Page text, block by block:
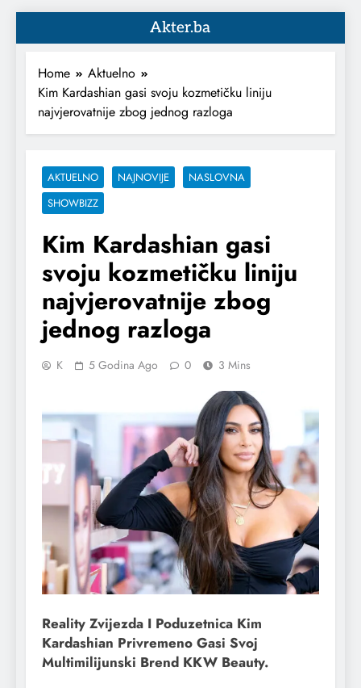
Akter.ba
Home
Aktuelno
Kim Kardashian gasi svoju kozmetičku liniju
najvjerovatnije zbog jednog razloga
AKTUELNO NAJNOVIJE
NASLOVNA
SHOWBIZZ
Kim Kardashian gasi
svoju kozmetičku liniju
najvjerovatnije zbog
jednog razloga
K 5 Godina Ago 0 3 Mins
Reality Zvijezda I Poduzetnica Kim
Kardashian Privremeno Gasi Svoj
Multimilijunski Brend KKW Beauty.